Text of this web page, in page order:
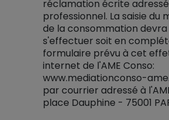
réclamation écrite
professionnel. La saisie du
de la consommation devra
s'effectuer soit en
formulaire prévu à cet
internet de l'AME Conso:
www.mediationconso-
par courrier adressé à
place Dauphine - 75001